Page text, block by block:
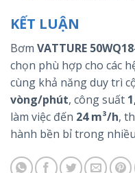
KẾT LUẬN
Bơm VATTURE
chọn phù hợp cho các
cùng khả năng duy trì
vòng/phút, công suất
làm việc đến 24 m³/h,
hành bền bỉ trong